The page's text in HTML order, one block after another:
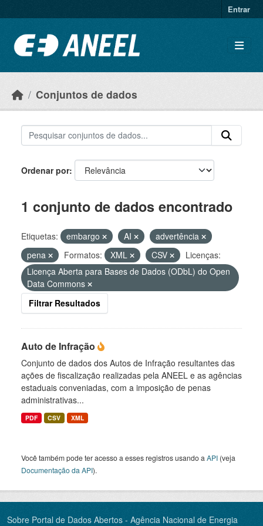
Entrar
Conjuntos de dados
Ordenar por
1 conjunto de dados encontrado
Etiquetas: embargo AI
advertência
pena
Formatos: XML CSV
Licenças:
Licença Aberta para Bases de Dados (ODbL) do Open
Data Commons
Filtrar Resultados
Auto de Infração
Conjunto de dados dos Autos de Infração resultantes das
ações de fiscalização realizadas pela ANEEL e as agências
estaduais conveniadas, com a imposição de penas
administrativas...
PDF CSV XML
Você também pode ter acesso a esses registros usando a API (veja
Documentação da API).
Sobre Portal de Dados Abertos - Agência Nacional de Energia